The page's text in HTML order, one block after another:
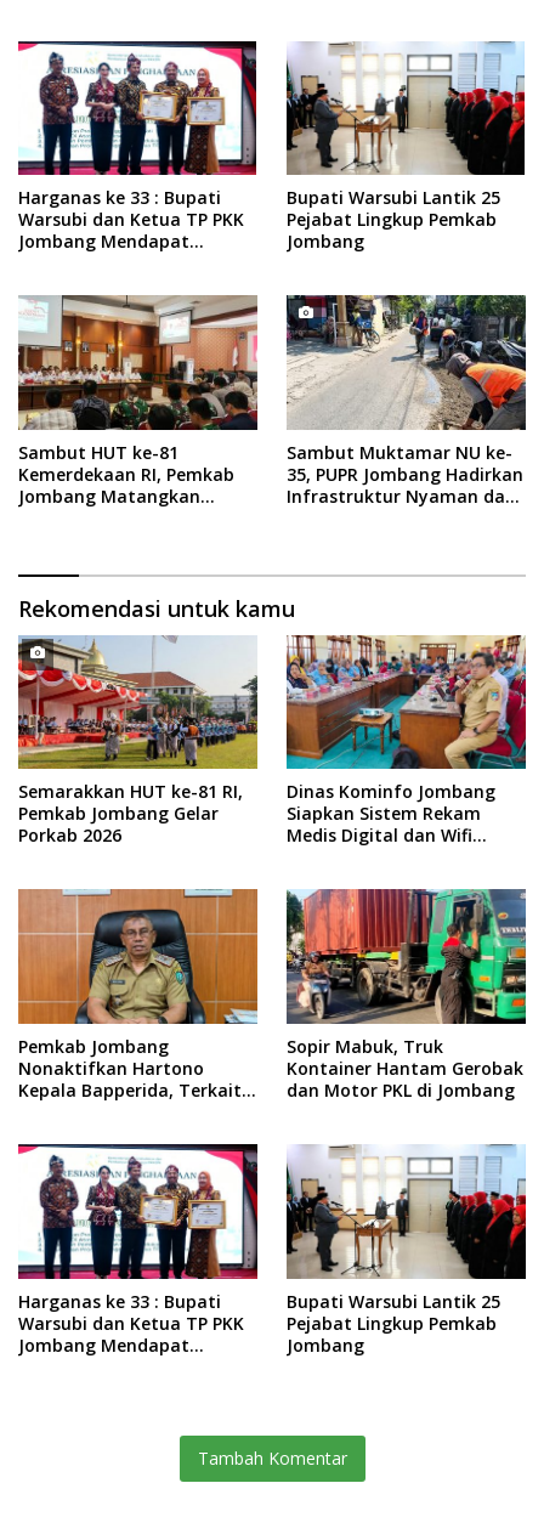
Harganas ke 33 : Bupati
Warsubi dan Ketua TP PKK
Jombang Mendapat
Bupati Warsubi Lantik 25
Pejabat Lingkup Pemkab
Jombang
Sambut HUT ke-81
Kemerdekaan RI, Pemkab
Jombang Matangkan
Sambut Muktamar NU ke-
35, PUPR Jombang Hadirkan
Infrastruktur Nyaman dan
Rekomendasi untuk kamu
Semarakkan HUT ke-81 RI,
Pemkab Jombang Gelar
Porkab 2026
Dinas Kominfo Jombang
Siapkan Sistem Rekam
Medis Digital dan Wifi
Pemkab Jombang
Nonaktifkan Hartono
Kepala Bapperida, Terkait
Sopir Mabuk, Truk
Kontainer Hantam Gerobak
dan Motor PKL di Jombang
Harganas ke 33 : Bupati
Warsubi dan Ketua TP PKK
Jombang Mendapat
Bupati Warsubi Lantik 25
Pejabat Lingkup Pemkab
Jombang
Tambah Komentar